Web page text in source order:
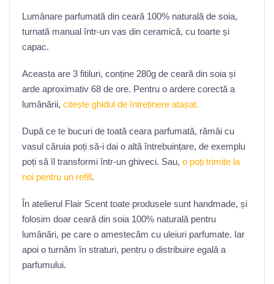
Lumânare parfumată din ceară 100% naturală de soia,
turnată manual într-un vas din ceramică, cu toarte și
capac.
Aceasta are 3 fitiluri, conține 280g de ceară din soia și
arde aproximativ 68 de ore. Pentru o ardere corectă a
lumânării, citește ghidul de întreținere atașat.
După ce te bucuri de toată ceara parfumată, rămâi cu
vasul căruia poți să-i dai o altă întrebuințare, de exemplu
poți să îl transformi într-un ghiveci. Sau, o poți trimite la
noi pentru un refill.
În atelierul Flair Scent toate produsele sunt handmade, și
folosim doar ceară din soia 100% naturală pentru
lumânări, pe care o amestecăm cu uleiuri parfumate. Iar
apoi o turnăm în straturi, pentru o distribuire egală a
parfumului.